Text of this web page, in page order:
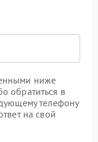
ниже
обратиться в
телефону
на свой